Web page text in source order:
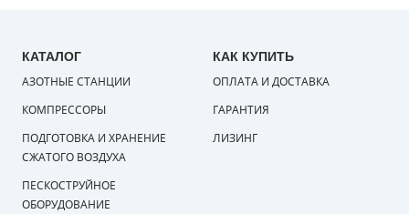
КАТАЛОГ
АЗОТНЫЕ СТАНЦИИ
КОМПРЕССОРЫ
ПОДГОТОВКА И ХРАНЕНИЕ
СЖАТОГО ВОЗДУХА
ПЕСКОСТРУЙНОЕ
ОБОРУДОВАНИЕ
КАК КУПИТЬ
ОПЛАТА И ДОСТАВКА
ГАРАНТИЯ
ЛИЗИНГ